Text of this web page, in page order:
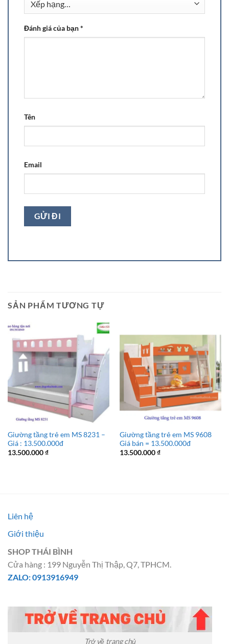
Đánh giá của bạn*
Tên
Email
SẢN PHẨM TƯƠNG TỰ
Giường tầng trẻ em MS 8231 –
Giá : 13.500.000đ
13.500.000₫
Giường tầng trẻ em MS 9608
Giá bán = 13.500.000đ
13.500.000₫
Liên hệ
Giới thiệu
SHOP THÁI BÌNH
Cửa hàng : 199 Nguyễn Thị Thập, Q7, TPHCM.
ZALO: 0913916949
Trở về trang chủ